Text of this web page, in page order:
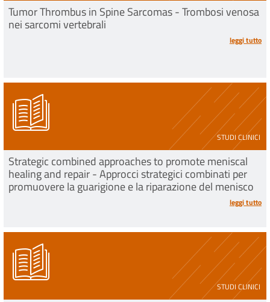
Tumor Thrombus in Spine Sarcomas - Trombosi venosa
nei sarcomi vertebrali
leggi tutto
STUDI CLINICI
Strategic combined approaches to promote meniscal
healing and repair - Approcci strategici combinati per
promuovere la guarigione e la riparazione del menisco
leggi tutto
STUDI CLINICI